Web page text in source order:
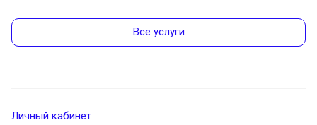
Все услуги
Личный кабинет